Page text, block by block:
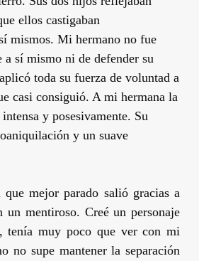
ellos castigaban
mismos. Mi hermano no fue
a sí mismo ni de defender su
toda su fuerza de voluntad a
casi consiguió. A mi hermana la
y posesivamente. Su
y un suave
mejor parado salió gracias a
un mentiroso. Creé un personaje
tenía muy poco que ver con mi
no supe mantener la separación